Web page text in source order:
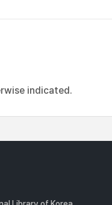
indicated.